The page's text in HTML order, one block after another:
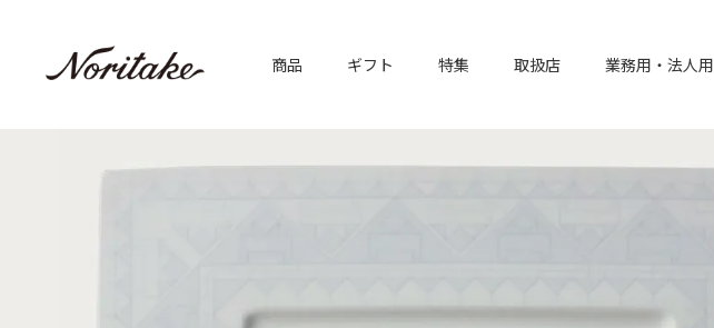
商品 ギフト 特集 取扱店 業務用・法人用